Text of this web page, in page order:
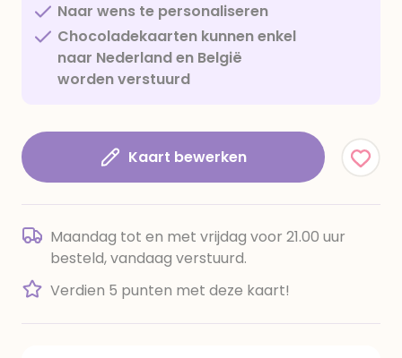
Naar wens te personaliseren
Chocoladekaarten kunnen enkel
naar Nederland en België
worden verstuurd
Kaart bewerken
Maandag tot en met vrijdag voor 21.00 uur
besteld, vandaag verstuurd.
Verdien 5 punten met deze kaart!